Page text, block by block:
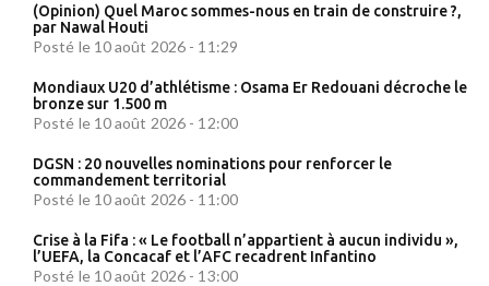
(Opinion) Quel Maroc sommes-nous en train de construire ?,
par Nawal Houti
Posté le 10 août 2026 - 11:29
Mondiaux U20 d’athlétisme : Osama Er Redouani décroche le
bronze sur 1.500 m
Posté le 10 août 2026 - 12:00
DGSN : 20 nouvelles nominations pour renforcer le
commandement territorial
Posté le 10 août 2026 - 11:00
Crise à la Fifa : « Le football n’appartient à aucun individu »,
l’UEFA, la Concacaf et l’AFC recadrent Infantino
Posté le 10 août 2026 - 13:00